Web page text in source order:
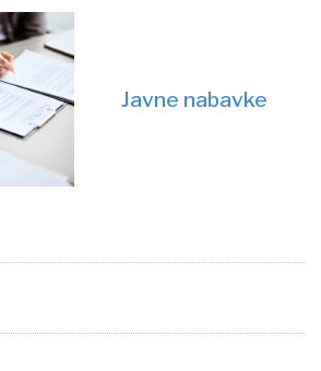
Javne nabavke